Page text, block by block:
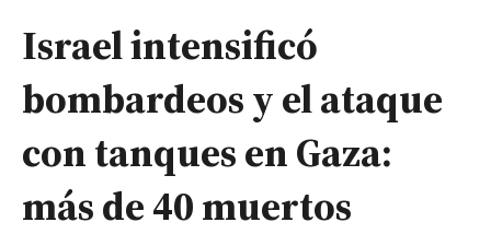
Israel intensificó
bombardeos y el ataque
con tanques en Gaza:
más de 40 muertos